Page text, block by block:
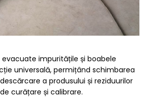
impuritățile și boabele
universală, permițând schimbarea
a produsului și reziduurilor
curățare și calibrare.